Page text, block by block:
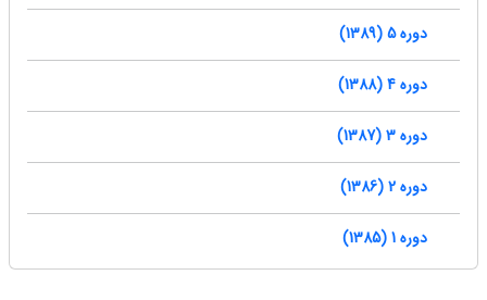
دوره 5 (1389)
دوره 4 (1388)
دوره 3 (1387)
دوره 2 (1386)
دوره 1 (1385)